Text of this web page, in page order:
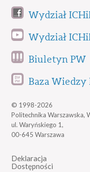
Wydział
Wydział
Biuletyn PW
Baza Wiedzy
© 1998-2026
Politechnika Warszawska,
ul. Waryńskiego 1,
00-645 Warszawa
Deklaracja
Dostępności